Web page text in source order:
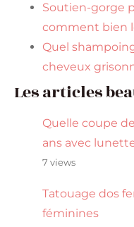
Soutien-gorge
comment bien
Quel
cheveux
Les articles
Quelle coupe
ans avec
7 views
Tatouage dos
féminines